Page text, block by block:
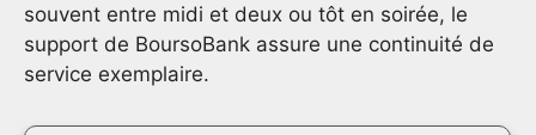
souvent entre midi et deux ou tôt en soirée, le
support de BoursoBank assure une continuité de
service exemplaire.